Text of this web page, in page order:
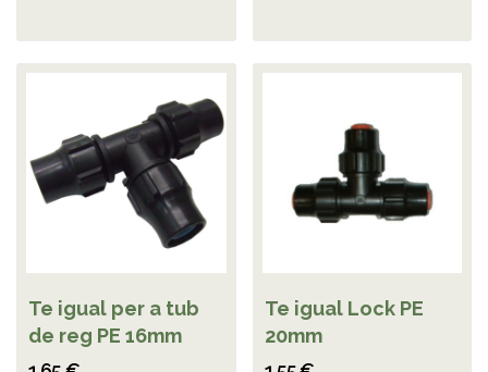
Te igual per a tub
de reg PE 16mm
Te igual Lock PE
20mm